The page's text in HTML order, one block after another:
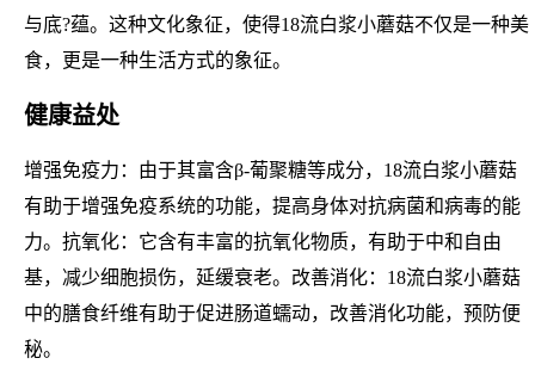
与底?蕴。这种文化象征，使得18流白浆小蘑菇不仅是一种美
食，更是一种生活方式的象征。
健康益处
增强免疫力：由于其富含β-葡聚糖等成分，18流白浆小蘑菇
有助于增强免疫系统的功能，提高身体对抗病菌和病毒的能
力。抗氧化：它含有丰富的抗氧化物质，有助于中和自由
基，减少细胞损伤，延缓衰老。改善消化：18流白浆小蘑菇
中的膳食纤维有助于促进肠道蠕动，改善消化功能，预防便
秘。